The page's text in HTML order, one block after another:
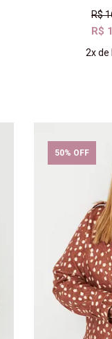
R$
R$
2xde
50% OFF